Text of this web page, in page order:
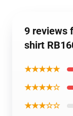
9 reviews
shirt
★★★★★
★★★★☆
★★★☆☆